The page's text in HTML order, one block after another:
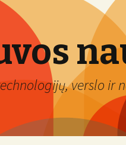
verslo ir